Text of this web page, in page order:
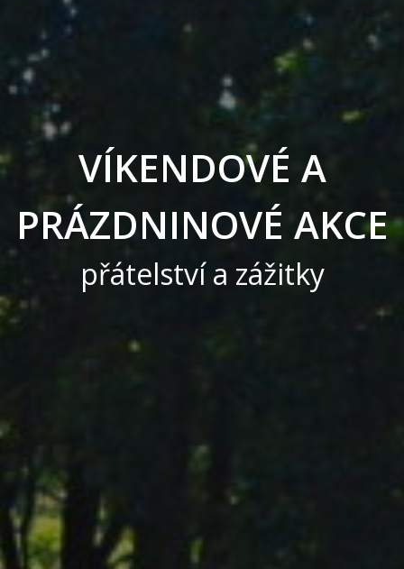
VÍKENDOVÉ A
PRÁZDNINOVÉ AKCE
přátelství a zážitky